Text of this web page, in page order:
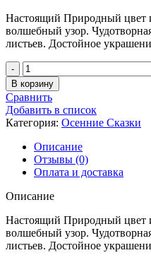
Настоящий Природный цвет
волшебный узор.
листьев. Достойное
Количество
товара
Орнамент
Природы
-
82
В корзину
Сравнить
Добавить в список
Категория: Осенние Сказки
Описание
Отзывы (0)
Оплата и доставка
Описание
Настоящий Природный цвет
волшебный узор.
листьев. Достойное